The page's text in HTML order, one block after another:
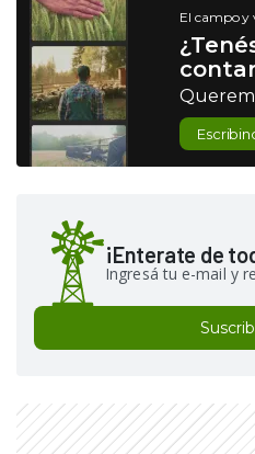
El campo y
¡Enterate de
Ingresá tu e-mail y